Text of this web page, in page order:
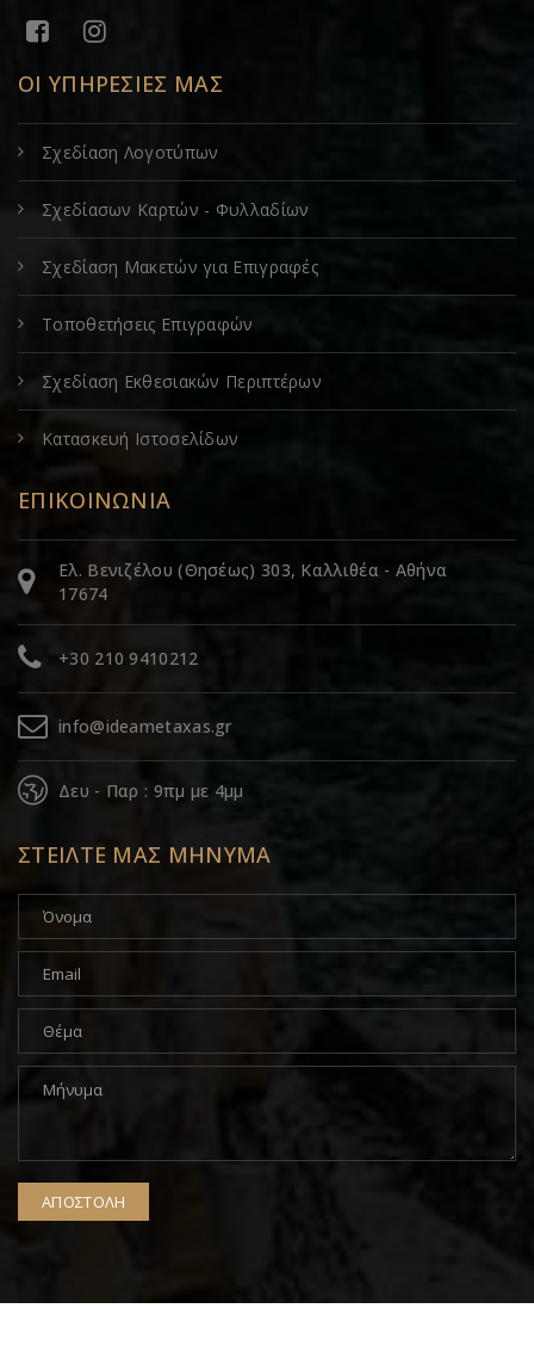
ΟΙ ΥΠΗΡΕΣΙΕΣ ΜΑΣ
Σχεδίαση Λογοτύπων
Σχεδίασων Καρτών - Φυλλαδίων
Σχεδίαση Μακετών για Επιγραφές
Τοποθετήσεις Επιγραφών
Σχεδίαση Εκθεσιακών Περιπτέρων
Κατασκευή Ιστοσελίδων
ΕΠΙΚΟΙΝΩΝΙΑ
Ελ. Βενιζέλου (Θησέως) 303, Καλλιθέα - Αθήνα
17674
+30 210 9410212
info@ideametaxas.gr
Δευ - Παρ : 9πμ με 4μμ
ΣΤΕΙΛΤΕ ΜΑΣ ΜΗΝΥΜΑ